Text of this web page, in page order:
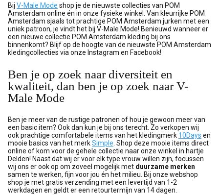
Bij V-Male Mode shop je de nieuwste collecties van POM
Amsterdam online én in onze fysieke winkel. Van kleurrijke POM
Amsterdam sjaals tot prachtige POM Amsterdam jurken met een
uniek patroon, je vindt het bij V-Male Mode! Benieuwd wanneer er
een nieuwe collectie POM Amsterdam kleding bij ons
binnenkomt? Blijf op de hoogte van de nieuwste POM Amsterdam
kledingcollecties via onze Instagram en Facebook!
Ben je op zoek naar diversiteit en
kwaliteit, dan ben je op zoek naar V-
Male Mode
Ben je meer van de rustige patronen of hou je gewoon meer van
een basic item? Ook dan kun je bij ons terecht. Zo verkopen wij
ook prachtige comfortabele items van het kledingmerk 10Days en
mooie basics van het merkSimple. Shop deze mooie items direct
online of kom voor de gehele collectie naar onze winkel in hartje
Delden! Naast dat wij er voor elk type vrouw willen zijn, focussen
wij ons er ook op om zoveel mogelijk met duurzame merken
samen te werken, fijn voor jou én het milieu. Bij onze webshop
shop je met gratis verzending met een levertijd van 1-2
werkdagen en geldt er een retourtermijn van 14 dagen.